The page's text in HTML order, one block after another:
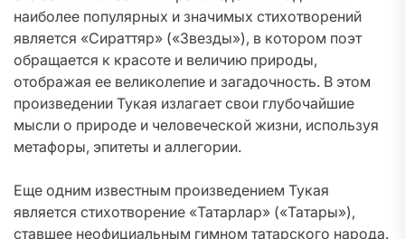
наиболее популярных и значимых стихотворений
является «Сираттяр» («Звезды»), в котором поэт
обращается к красоте и величию природы,
отображая ее великолепие и загадочность. В этом
произведении Тукая излагает свои глубочайшие
мысли о природе и человеческой жизни, используя
метафоры, эпитеты и аллегории.
Еще одним известным произведением Тукая
является стихотворение «Татарлар» («Татары»),
ставшее неофициальным гимном татарского народа.